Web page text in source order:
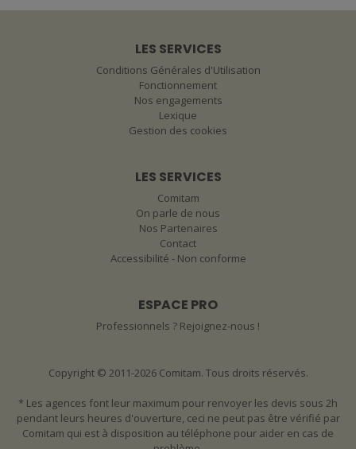
LES SERVICES
Conditions Générales d'Utilisation
Fonctionnement
Nos engagements
Lexique
Gestion des cookies
LES SERVICES
Comitam
On parle de nous
Nos Partenaires
Contact
Accessibilité - Non conforme
ESPACE PRO
Professionnels ? Rejoignez-nous !
Copyright © 2011-2026 Comitam. Tous droits réservés.
* Les agences font leur maximum pour renvoyer les devis sous 2h
pendant leurs heures d'ouverture, ceci ne peut pas être vérifié par
Comitam qui est à disposition au téléphone pour aider en cas de